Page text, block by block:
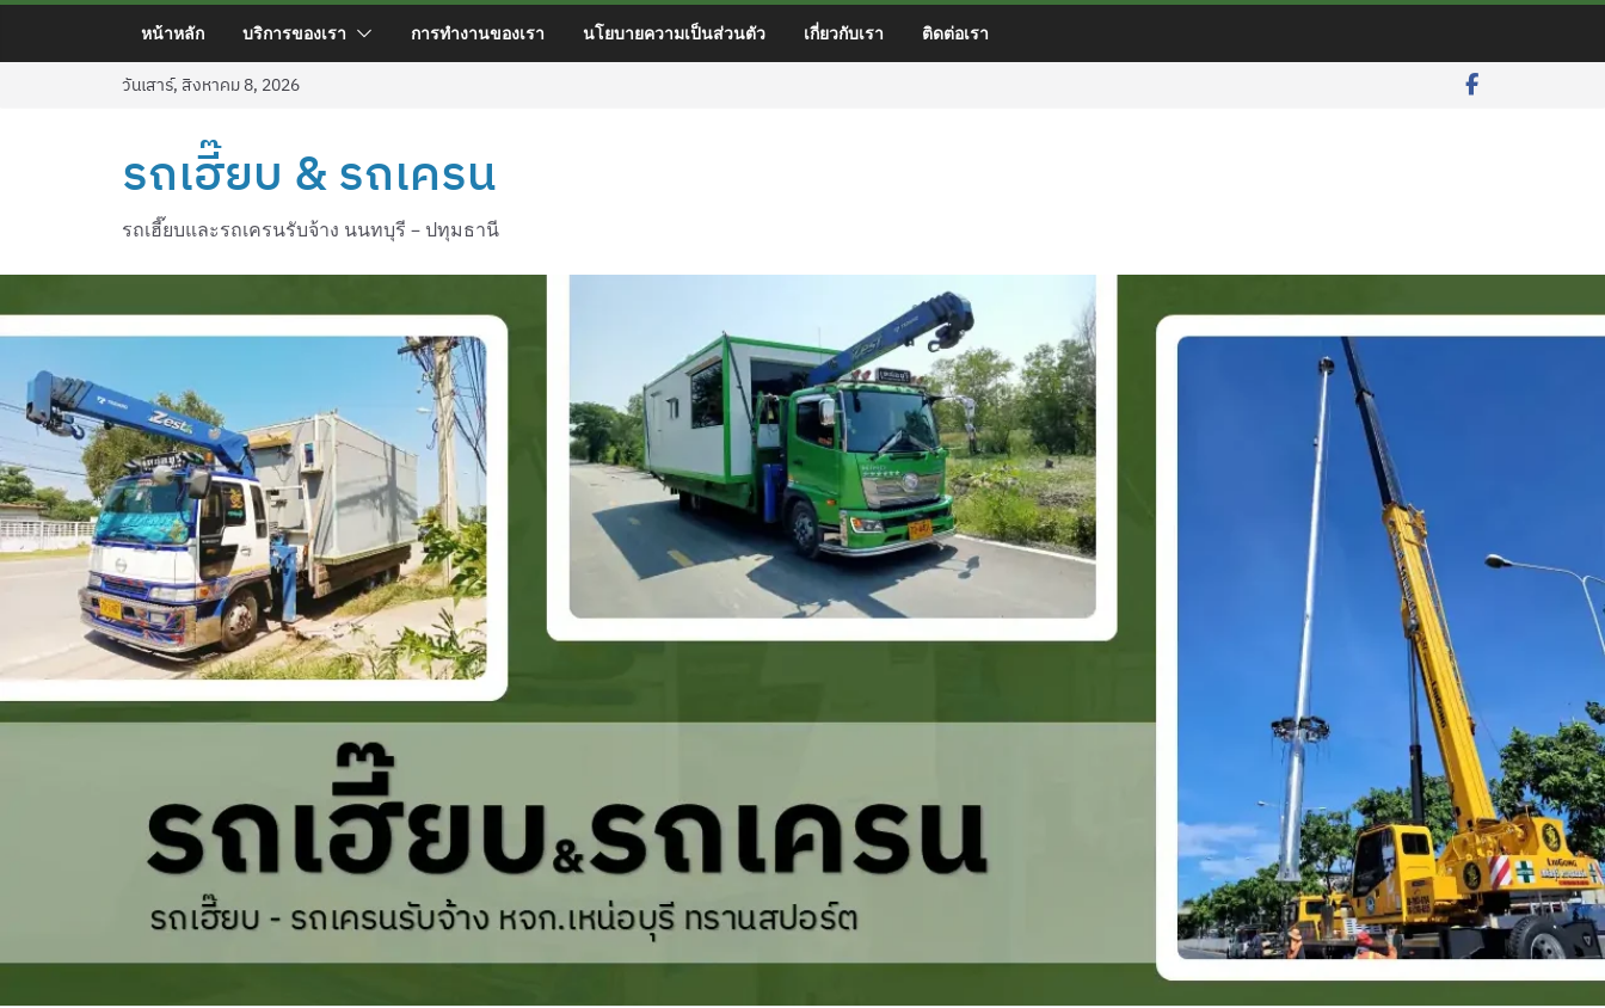
หน้าหลัก บริการของเรา การทำงานของเรา นโยบายความเป็นส่วนตัว เกี่ยวกับเรา ติดต่อเรา
วันเสาร์, สิงหาคม 8, 2026
รถเฮี๊ยบ & รถเครน
รถเฮี๊ยบและรถเครนรับจ้าง นนทบุรี – ปทุมธานี